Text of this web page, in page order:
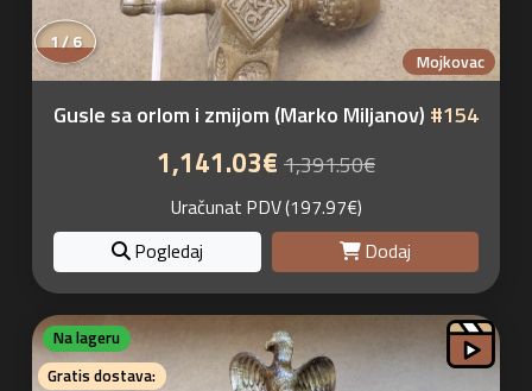
Mojkovac
1 / 6
Gusle sa orlom i zmijom (Marko Miljanov) #154
1,141.03€ 1,391.50€
Uračunat PDV (197.97€)
Pogledaj
Dodaj
Na lageru
Gratis dostava: